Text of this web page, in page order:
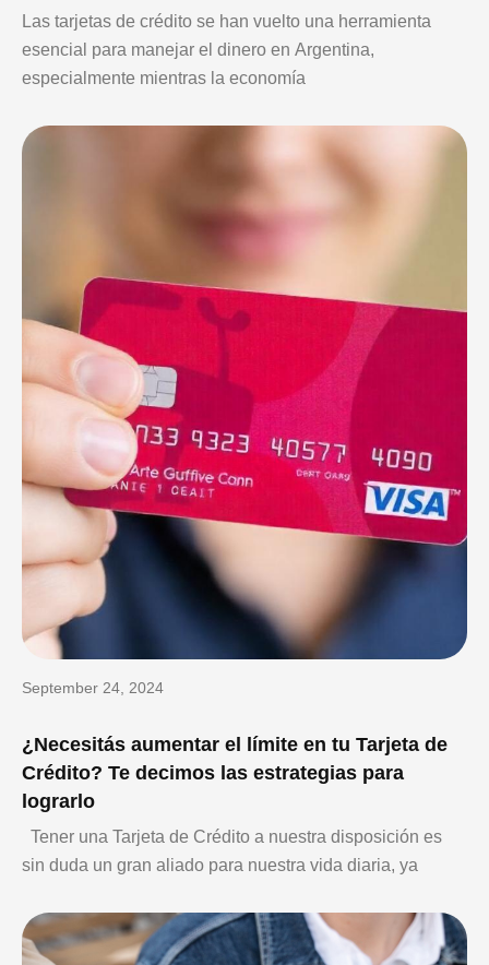
Las tarjetas de crédito se han vuelto una herramienta
esencial para manejar el dinero en Argentina,
especialmente mientras la economía
¿Necesitás aumentar el límite en tu Tarjeta de
Crédito? Te decimos las estrategias para
lograrlo
September 24, 2024
Tener una Tarjeta de Crédito a nuestra disposición es
sin duda un gran aliado para nuestra vida diaria, ya